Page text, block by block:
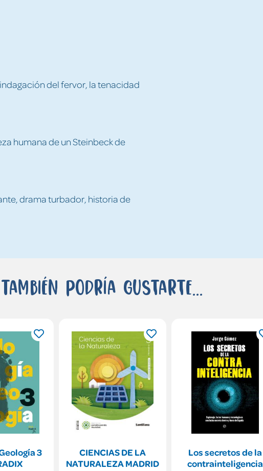
del fervor, la tenacidad
humana de un Steinbeck de
drama turbador, historia de
También podría gustarte...
3
CIENCIAS DE LA
NATURALEZA MADRID
Los secretos de la
contrainteligencia